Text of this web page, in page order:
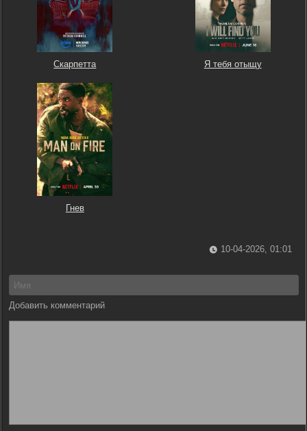
Скарпетта Я тебя отыщу
Гнев
10-04-2026, 01:01
Добавить комментарий